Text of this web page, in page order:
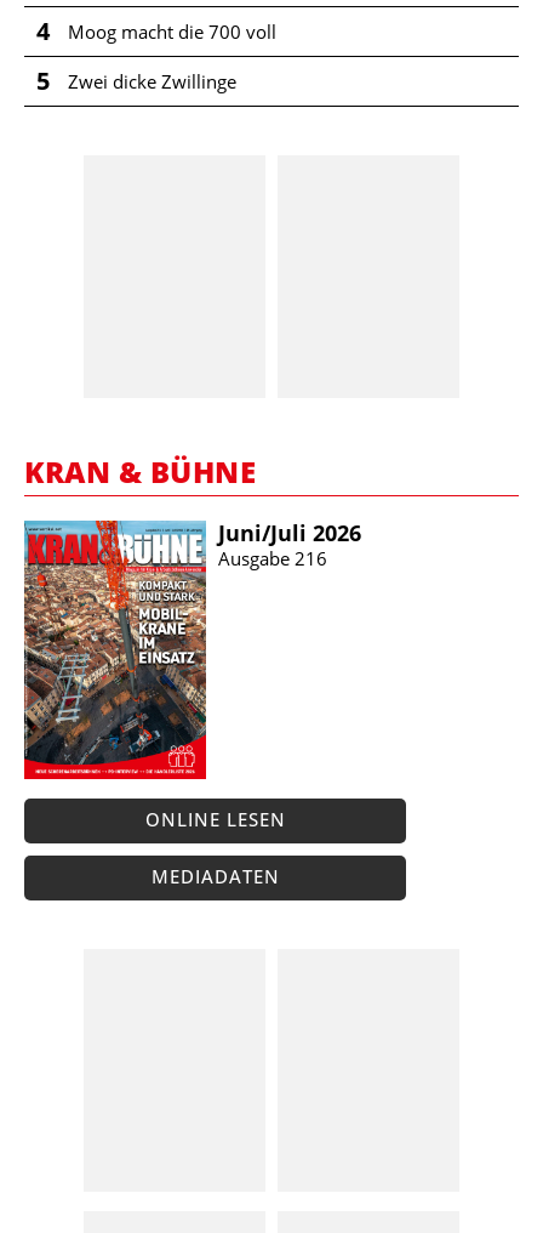
4 Moog macht die 700 voll
5 Zwei dicke Zwillinge
KRAN & BÜHNE
Juni/​Juli 2026
Ausgabe 216
ONLINE LESEN
MEDIADATEN